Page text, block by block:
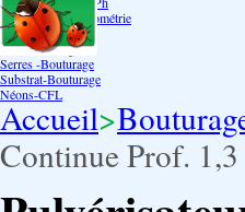
Température Hygrométrie
Humidificateurs
Pack bouturage
Serres -Bouturage
Substrat-Bouturage
Néons-CFL
Accueil>
Continue Prof.